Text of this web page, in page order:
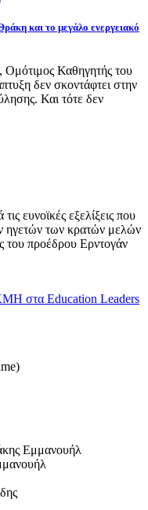
και το μεγάλο ενεργειακό
Καθηγητής του
δεν σκοντάφτει στην
Και τότε δεν
ευνοϊκές εξελίξεις που
ηγετών των κρατών μελών
του προέδρου Ερντογάν
στα Education Leaders
Εμμανουήλ